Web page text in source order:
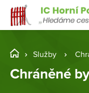
Služby
Chráněné